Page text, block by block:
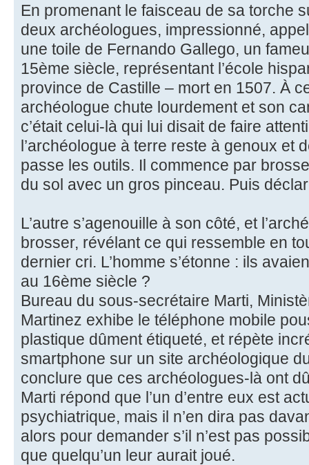
En promenant le faisceau de sa torche
deux archéologues, impressionné,
une toile de Fernando Gallego, un
15ème siècle, représentant l’école
province de Castille – mort en 1507. À
archéologue chute lourdement et son
c’était celui-là qui lui disait de faire
l’archéologue à terre reste à genoux et
passe les outils. Il commence par
du sol avec un gros pinceau. Puis
L’autre s’agenouille à son côté, et
brosser, révélant ce qui ressemble en
dernier cri. L’homme s’étonne : ils
au 16ème siècle ?
Bureau du sous-secrétaire Marti,
Martinez exhibe le téléphone mobile
plastique dûment étiqueté, et répète
smartphone sur un site archéologique
conclure que ces archéologues-là ont
Marti répond que l’un d’entre eux est
psychiatrique, mais il n’en dira pas
alors pour demander s’il n’est pas
que quelqu’un leur aurait joué.